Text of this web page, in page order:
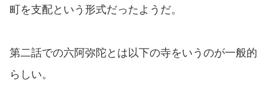
町を支配という形式だったようだ。
第二話での六阿弥陀とは以下の寺をいうのが一般的
らしい。